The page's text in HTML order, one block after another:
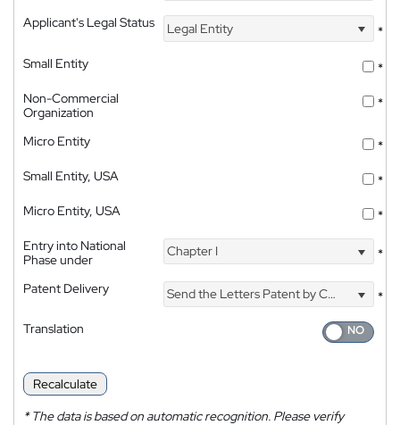
Applicant's Legal Status
Legal Entity
*
Small Entity
*
Non-Commercial
Organization
*
Micro Entity
*
Small Entity, USA
*
Micro Entity, USA
*
Entry into National
Phase under
Chapter I *
Patent Delivery Send the Letters Patent by Courier
*
Translation
Recalculate
*The data is based on automatic recognition. Please verify